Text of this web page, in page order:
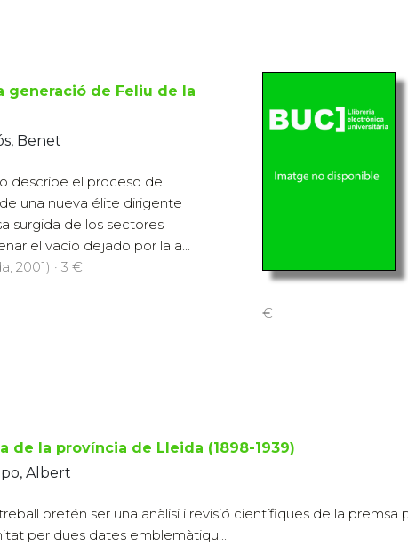
generació de Feliu de la
Benet
describe el proceso de
una nueva élite dirigente
surgida de los sectores
el vacío dejado por la a...
2001) · 3 €
€
de la província de Lleida (1898-1939)
Albert
pretén ser una anàlisi i revisió científiques de la
per dues dates emblemàtiqu...